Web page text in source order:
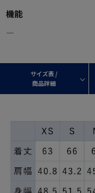
機能
―
サイズ表 /
商品詳細